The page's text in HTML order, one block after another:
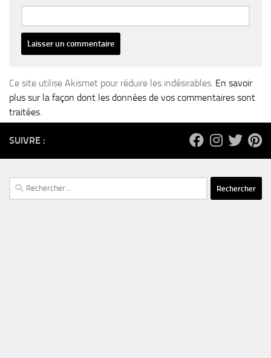
Ce site utilise Akismet pour réduire les indésirables. En savoir
plus sur la façon dont les données de vos commentaires sont
traitées.
SUIVRE :
Rechercher :